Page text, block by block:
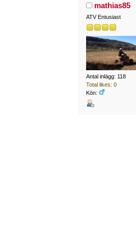
mathias85
ATV Entusiast
Antal inlägg: 118
Total likes: 0
Kön: